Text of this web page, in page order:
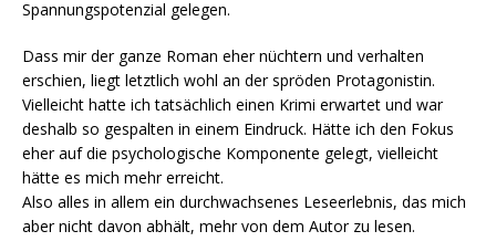
Spannungspotenzial gelegen.
Dass mir der ganze Roman eher nüchtern und verhalten
erschien, liegt letztlich wohl an der spröden Protagonistin.
Vielleicht hatte ich tatsächlich einen Krimi erwartet und war
deshalb so gespalten in einem Eindruck. Hätte ich den Fokus
eher auf die psychologische Komponente gelegt, vielleicht
hätte es mich mehr erreicht.
Also alles in allem ein durchwachsenes Leseerlebnis, das mich
aber nicht davon abhält, mehr von dem Autor zu lesen.